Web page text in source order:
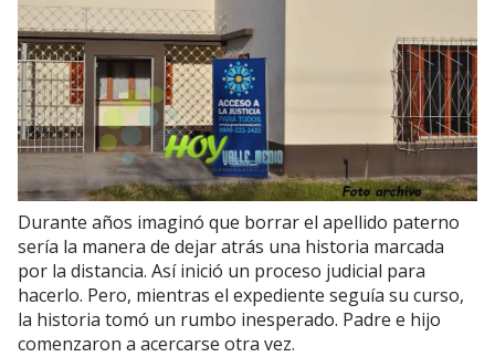
Durante años imaginó que borrar el apellido paterno
sería la manera de dejar atrás una historia marcada
por la distancia. Así inició un proceso judicial para
hacerlo. Pero, mientras el expediente seguía su curso,
la historia tomó un rumbo inesperado. Padre e hijo
comenzaron a acercarse otra vez.